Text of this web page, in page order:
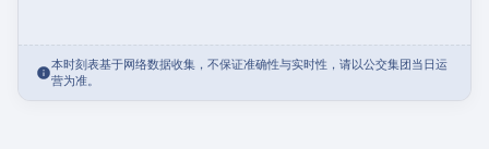
本时刻表基于网络数据收集，不保证准确性与实时性，请以公交集团当日运
营为准。